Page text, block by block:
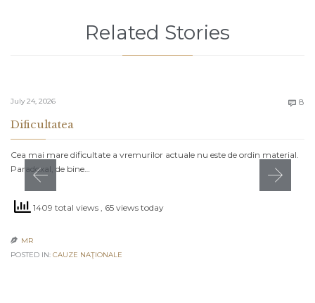
Related Stories
July 24, 2026  8
Dificultatea
Cea mai mare dificultate a vremurilor actuale nu este de ordin material.
Paradoxal, de bine…
1409 total views , 65 views today
 MR
POSTED IN: CAUZE NAŢIONALE